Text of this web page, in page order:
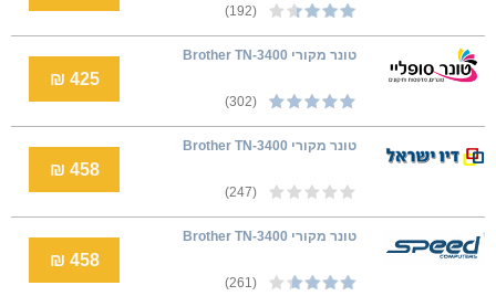
(192)
טונר מקורי Brother TN-3400
(302)
425 ₪
טונר מקורי Brother TN-3400
(247)
458 ₪
טונר מקורי Brother TN-3400
(261)
458 ₪